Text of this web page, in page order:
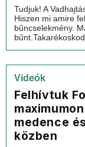
Tudjuk! A
Hiszen mi amire
bűncselekmény.
Videók
Felhívtuk
medence
közben